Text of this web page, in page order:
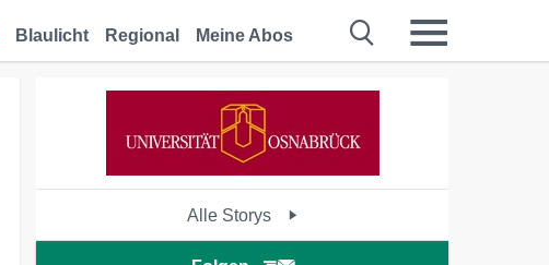
Blaulicht Regional Meine Abos
Alle Storys